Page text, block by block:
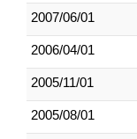
2007/06/01
2006/04/01
2005/11/01
2005/08/01